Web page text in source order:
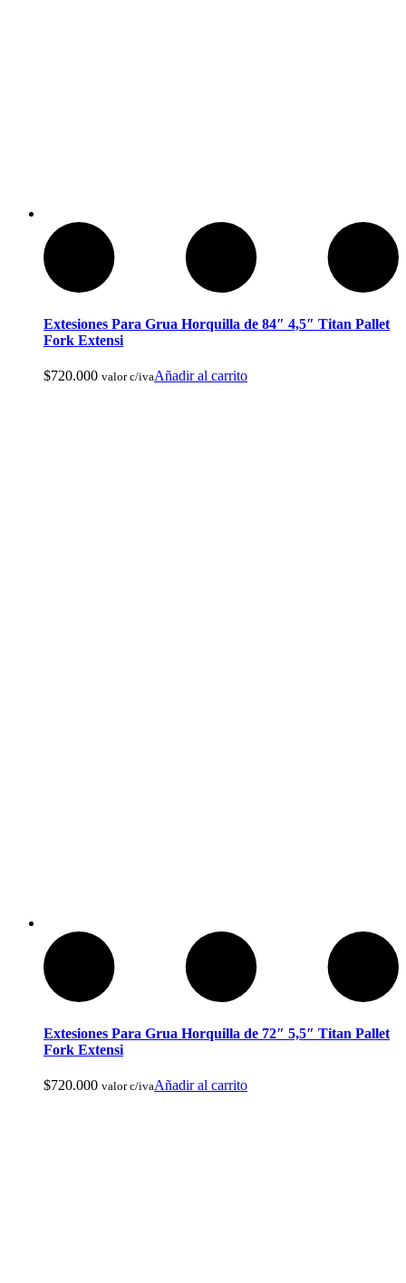
Ropa de Cacería y Militar
Extesiones Para Grua Horquilla de 84″ 4,5″ Titan Pallet
Fork Extensi
$720.000 valor c/ivaAñadir al carrito
Extesiones Para Grua Horquilla de 72″ 5,5″ Titan Pallet
Fork Extensi
$720.000 valor c/ivaAñadir al carrito